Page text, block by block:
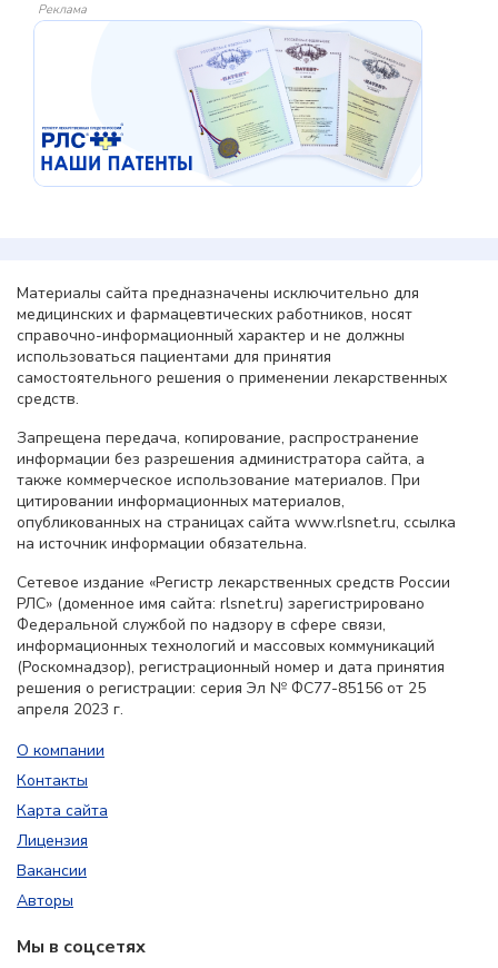
Реклама
Материалы сайта предназначены исключительно для
медицинских и фармацевтических работников, носят
справочно-информационный характер и не должны
использоваться пациентами для принятия
самостоятельного решения о применении лекарственных
средств.
Запрещена передача, копирование, распространение
информации без разрешения администратора сайта, а
также коммерческое использование материалов. При
цитировании информационных материалов,
опубликованных на страницах сайта www.rlsnet.ru, ссылка
на источник информации обязательна.
Сетевое издание «Регистр лекарственных средств России
РЛС» (доменное имя сайта: rlsnet.ru) зарегистрировано
Федеральной службой по надзору в сфере связи,
информационных технологий и массовых коммуникаций
(Роскомнадзор), регистрационный номер и дата принятия
решения о регистрации: серия Эл № ФС77-85156 от 25
апреля 2023 г.
О компании
Контакты
Карта сайта
Лицензия
Вакансии
Авторы
Мы в соцсетях